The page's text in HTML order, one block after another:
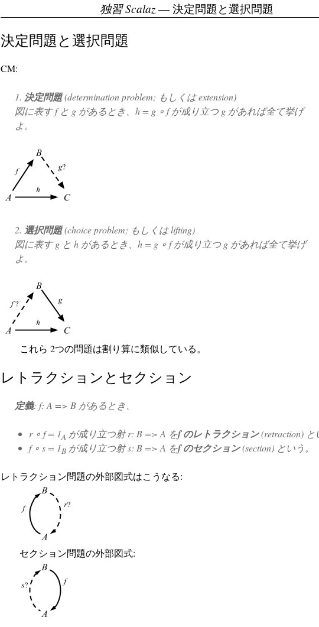
決定問題と選択問題
CM:
1. 決定問題(determination problem; もしくは extension)
図に表すfと g があるとき、 h = g ∘ fが成り立つ g があれば全て挙げ
よ。
2. 選択問題(choice problem; もしくは lifting)
図に表すg と h があるとき、 h = g ∘ fが成り立つ g があれば全て挙げ
よ。
これら 2つの問題は割り算に類似している。
レトラクションとセクション
定義: f: A => B があるとき、
r ∘ f = 1A が成り立つ射r: B => A をf のレトラクション(retraction) と
f ∘ s = 1B が成り立つ射s: B => A をf のセクション(section) という。
レトラクション問題の外部図式はこうなる:
セクション問題の外部図式:
独習 Scalaz — 決定問題と選択問題